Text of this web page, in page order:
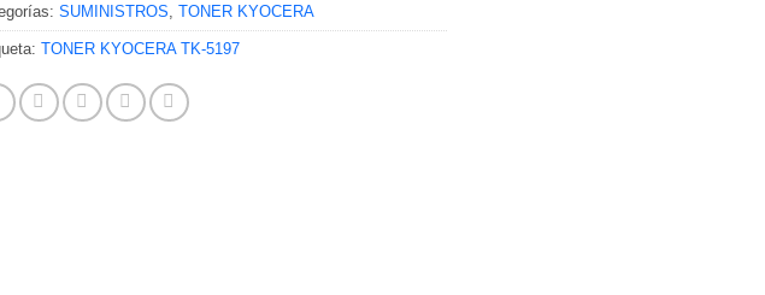
SUMINISTROS TONER KYOCERA
TONER KYOCERA TK-5197